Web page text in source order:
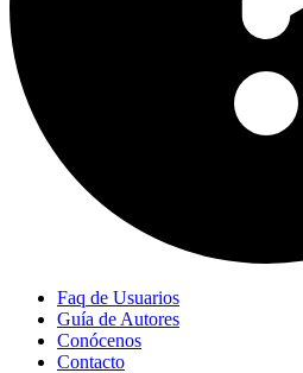
Faq de Usuarios
Guía de Autores
Conócenos
Contacto